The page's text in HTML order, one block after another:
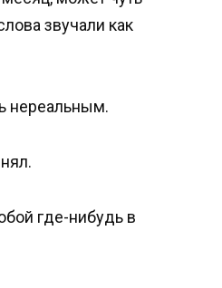
звучали как
нереальным.
где-нибудь в